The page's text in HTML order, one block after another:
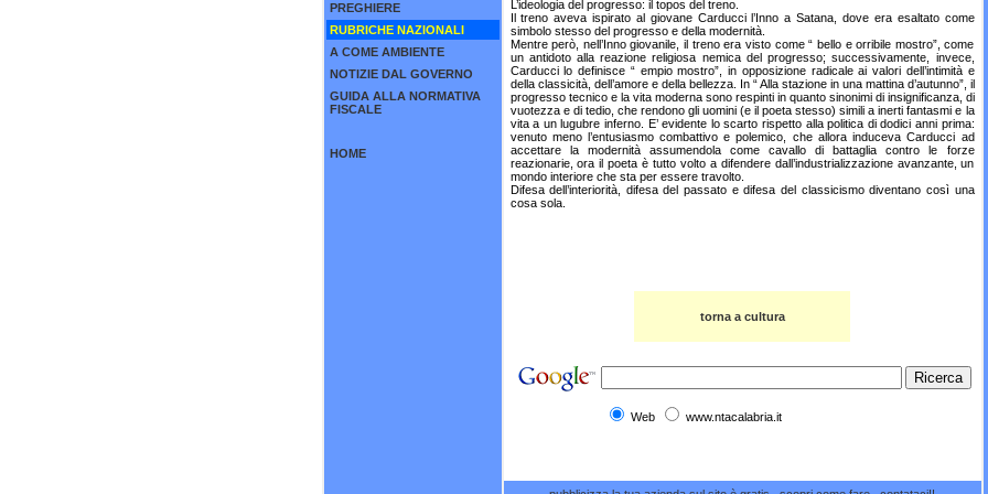
PREGHIERE
RUBRICHE NAZIONALI
A COME AMBIENTE
NOTIZIE DAL GOVERNO
GUIDA ALLA NORMATIVA
FISCALE
HOME
L’ideologia del progresso: il topos del treno.
Il treno aveva ispirato al giovane Carducci l’Inno a Satana, dove era esaltato come
simbolo stesso del progresso e della modernità.
Mentre però, nell’Inno giovanile, il treno era visto come “ bello e orribile mostro”, come
un antidoto alla reazione religiosa nemica del progresso; successivamente, invece,
Carducci lo definisce “ empio mostro”, in opposizione radicale ai valori dell’intimità e
della classicità, dell’amore e della bellezza. In “ Alla stazione in una mattina d’autunno”, il
progresso tecnico e la vita moderna sono respinti in quanto sinonimi di insignificanza, di
vuotezza e di tedio, che rendono gli uomini (e il poeta stesso) simili a inerti fantasmi e la
vita a un lugubre inferno. E’ evidente lo scarto rispetto alla politica di dodici anni prima:
venuto meno l’entusiasmo combattivo e polemico, che allora induceva Carducci ad
accettare la modernità assumendola come cavallo di battaglia contro le forze
reazionarie, ora il poeta è tutto volto a difendere dall’industrializzazione avanzante, un
mondo interiore che sta per essere travolto.
Difesa dell’interiorità, difesa del passato e difesa del classicismo diventano così una
cosa sola.
torna a cultura
Web www.ntacalabria.it